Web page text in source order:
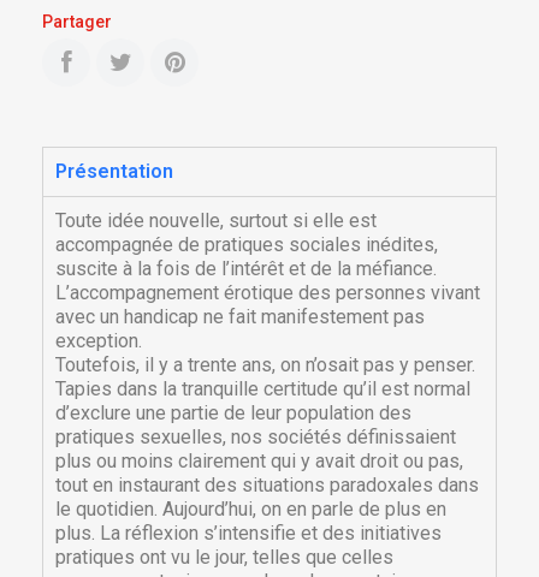
Partager
Présentation
Toute idée nouvelle, surtout si elle est
accompagnée de pratiques sociales inédites,
suscite à la fois de l’intérêt et de la méfiance.
L’accompagnement érotique des personnes vivant
avec un handicap ne fait manifestement pas
exception.
Toutefois, il y a trente ans, on n’osait pas y penser.
Tapies dans la tranquille certitude qu’il est normal
d’exclure une partie de leur population des
pratiques sexuelles, nos sociétés définissaient
plus ou moins clairement qui y avait droit ou pas,
tout en instaurant des situations paradoxales dans
le quotidien. Aujourd’hui, on en parle de plus en
plus. La réflexion s’intensifie et des initiatives
pratiques ont vu le jour, telles que celles